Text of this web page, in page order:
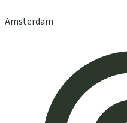
Amsterdam